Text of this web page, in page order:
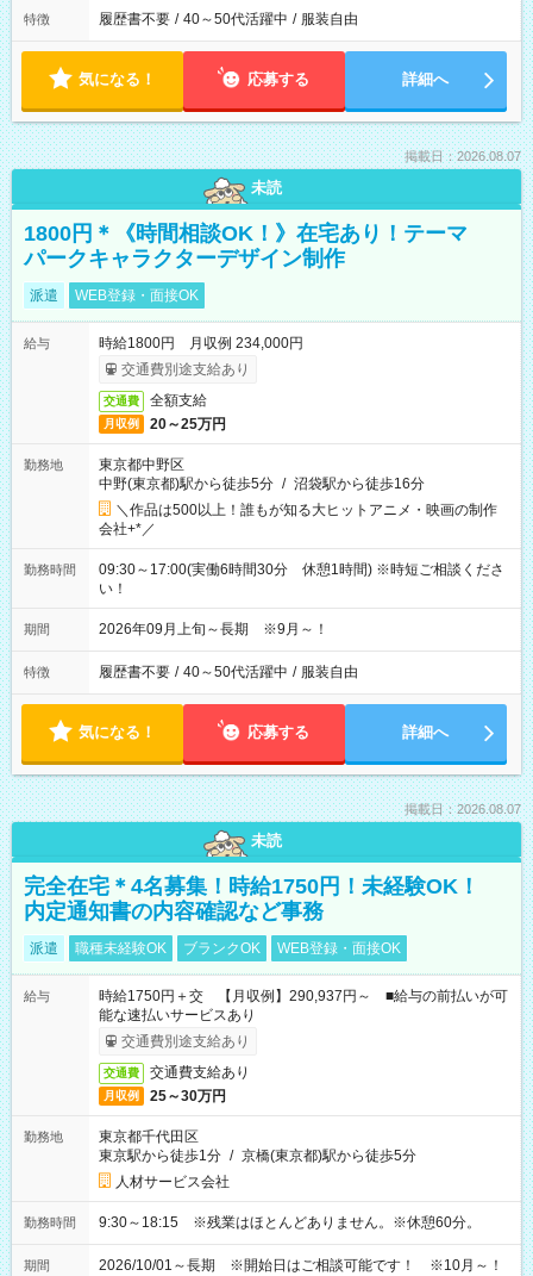
特徴 履歴書不要 / 40～50代活躍中 / 服装自由
気になる！ 応募する 詳細へ
掲載日：2026.08.07
未読
1800円＊《時間相談OK！》在宅あり！テーマ
パークキャラクターデザイン制作
派遣 WEB登録・面接OK
給与
時給1800円 月収例 234,000円
交通費別途支給あり
交通費 全額支給
月収例 20～25万円
勤務地
東京都中野区
中野(東京都)駅から徒歩5分 / 沼袋駅から徒歩16分
＼作品は500以上！誰もが知る大ヒットアニメ・映画の制作
会社+*／
勤務時間
09:30～17:00(実働6時間30分 休憩1時間) ※時短ご相談くださ
い！
期間 2026年09月上旬～長期 ※9月～！
特徴 履歴書不要 / 40～50代活躍中 / 服装自由
気になる！ 応募する 詳細へ
掲載日：2026.08.07
未読
完全在宅＊4名募集！時給1750円！未経験OK！
内定通知書の内容確認など事務
派遣 職種未経験OK ブランクOK WEB登録・面接OK
給与
時給1750円＋交 【月収例】290,937円～ ■給与の前払いが可
能な速払いサービスあり
交通費別途支給あり
交通費 交通費支給あり
月収例 25～30万円
勤務地
東京都千代田区
東京駅から徒歩1分 / 京橋(東京都)駅から徒歩5分
人材サービス会社
勤務時間 9:30～18:15 ※残業はほとんどありません。※休憩60分。
期間 2026/10/01～長期 ※開始日はご相談可能です！ ※10月～！